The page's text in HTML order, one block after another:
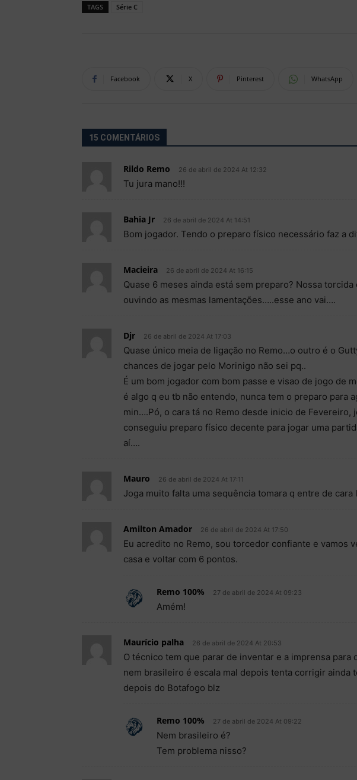
TAGS Série C
Facebook X Pinterest WhatsApp
15 COMENTÁRIOS
Rildo Remo 26 de abril de 2024 At 12:32
Tu jura mano!!!
Bahia Jr 26 de abril de 2024 At 14:51
Bom jogador. Tendo o preparo físico necessário faz a
Macieira 26 de abril de 2024 At 16:15
Quase 6 meses ainda está sem preparo? Nossa
ouvindo as mesmas lamentações…..esse ano vai….
Djr 26 de abril de 2024 At 17:03
Quase único meia de ligação no Remo…o outro é o
chances de jogar pelo Morinigo não sei pq..
É um bom jogador com bom passe e visao de jogo de
é algo q eu tb não entendo, nunca tem o preparo para
min….Pó, o cara tá no Remo desde inicio de Fevereiro,
conseguiu preparo físico decente para jogar uma
aí….
Mauro 26 de abril de 2024 At 17:11
Joga muito falta uma sequência tomara q entre de cara
Amilton Amador 26 de abril de 2024 At 17:50
Eu acredito no Remo, sou torcedor confiante e vamos
casa e voltar com 6 pontos.
Remo 100% 27 de abril de 2024 At 09:23
Amém!
Maurício palha 26 de abril de 2024 At 20:53
O técnico tem que parar de inventar e a imprensa para
nem brasileiro é escala mal depois tenta corrigir ainda
depois do Botafogo blz
Remo 100% 27 de abril de 2024 At 09:22
Nem brasileiro é?
Tem problema nisso?